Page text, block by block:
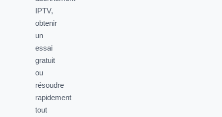
IPTV,
obtenir
un
essai
gratuit
ou
résoudre
rapidement
tout